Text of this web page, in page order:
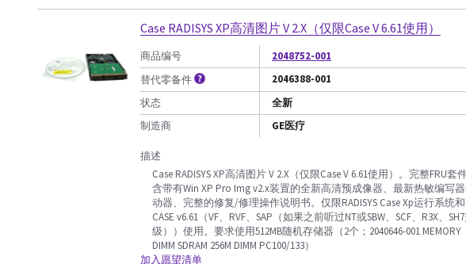
Case RADISYS XP高清图片 V 2.X（仅限Case V 6.61使用）
商品编号
2048752-001
替代零备件
2046388-001
状态
全新
制造商
GE医疗
描述
Case RADISYS XP高清图片 V 2.X（仅限Case V 6.61使用）。完整FRU套
含带有Win XP Pro Img v2.x装置的全新高清预成像器、最新热敏编写
动器、完整的修复/修理操作说明书。仅限RADISYS Case Xp运行系统和
CASE v6.61（VF、RVF、SAP（如果之前听过NT或SBW、SCF、R3X、
级））使用。要求使用512MB随机存储器（2个；2040646-001 MEMORY
DIMM SDRAM 256M DIMM PC100/133）
加入愿望清单